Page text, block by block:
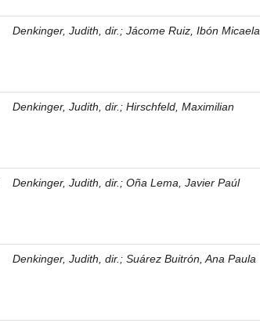
Denkinger, Judith, dir. ; Jácome Ruiz, Ibón Micaela
Denkinger, Judith, dir. ; Hirschfeld, Maximilian
Denkinger, Judith, dir. ; Oña Lema, Javier Paúl
Denkinger, Judith, dir. ; Suárez Buitrón, Ana Paula